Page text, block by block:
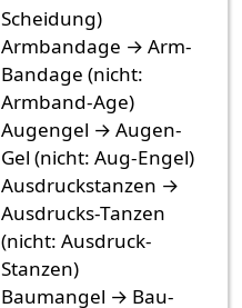
Scheidung)
Armbandage → Arm-
Bandage (nicht:
Armband-Age)
Augengel → Augen-
Gel (nicht: Aug-Engel)
Ausdruckstanzen →
Ausdrucks-Tanzen
(nicht: Ausdruck-
Stanzen)
Baumangel → Bau-